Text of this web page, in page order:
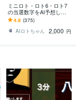
ミニロト・ロト6・ロト7
の当選数字をAI予想しま
す プログラミング言語Pyt
honで当選数字をAIにて5
点予測
4.8 (375)
AIロトちゃん
2,000 円